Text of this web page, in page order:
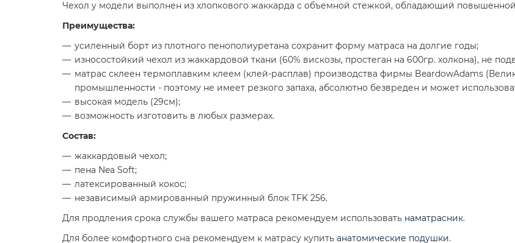
Чехол у модели выполнен из хлопкового жаккарда с объемной стежкой, обладающий
Преимущества:
усиленный борт из плотного пенополиуретана сохранит форму матраса на долгие годы;
износостойкий чехол из жаккардовой ткани (60% вискозы, простеган на 600гр. холкона), не
матрас склеен термоплавким клеем (клей-расплав) производства фирмы BeardowAdams
промышленности - поэтому не имеет резкого запаха, абсолютно безвреден и может
высокая модель (29см);
возможность изготовить в любых размерах.
Состав:
жаккардовый чехол;
пена Nea Soft;
латексированный кокос;
независимый армированный пружинный блок TFK 256.
Для продления срока службы вашего матраса рекомендуем использовать наматрасник.
Для более комфортного сна рекомендуем к матрасу купить анатомические подушки.